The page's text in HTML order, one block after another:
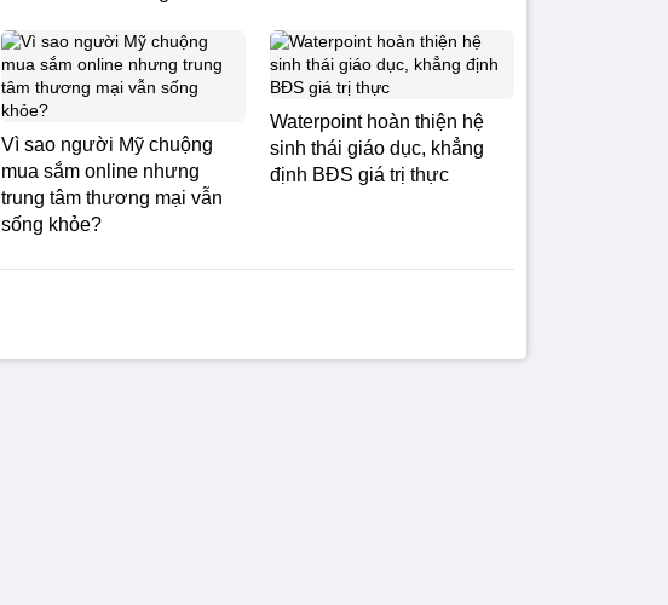
Vì sao người Mỹ chuộng
mua sắm online nhưng
trung tâm thương mại vẫn
sống khỏe?
Waterpoint hoàn thiện hệ
sinh thái giáo dục, khẳng
định BĐS giá trị thực